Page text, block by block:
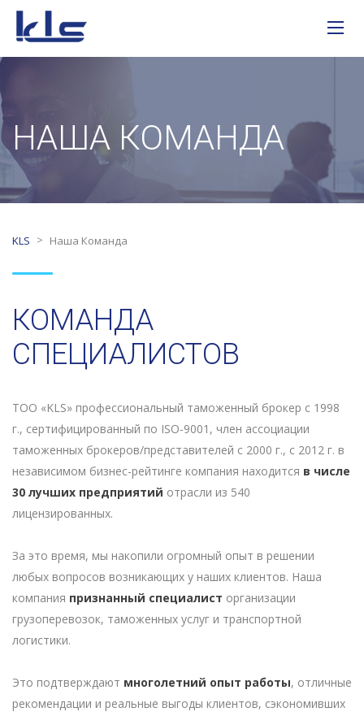
НАША КОМАНДА
KLS > Наша Команда
КОМАНДА
СПЕЦИАЛИСТОВ
ТОО «KLS» профессиональный таможенный брокер с 1998
г., сертифицированный по ISO-9001, член ассоциации
таможенных брокеров/представителей с 2000 г., с 2012 г. в
независимом бизнес-рейтинге компания находится в числе
30 лучших предприятий отрасли из 540
лицензированных.
За это время, мы накопили огромный опыт в решении
любых вопросов возникающих у наших клиентов. Наша
компания признанный специалист организации
грузоперевозок, таможенных услуг и транспортной
логистики.
Это подтверждают многолетний опыт работы, отличные
рекомендации и реальные выгоды клиентов, сэкономивших